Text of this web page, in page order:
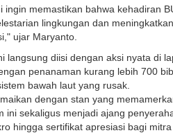
memastikan bahwa kehadiran
lingkungan dan
ujar Maryanto.
langsung diisi dengan aksi nyata di
penanaman kurang lebih 700
bawah laut yang rusak.
dengan stan yang
sekaligus menjadi ajang
hingga sertifikat apresiasi bagi